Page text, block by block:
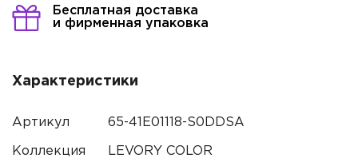
Бесплатная доставка
и фирменная упаковка
Характеристики
Артикул 65-41E01118-S0DDSA
Коллекция LEVORY COLOR